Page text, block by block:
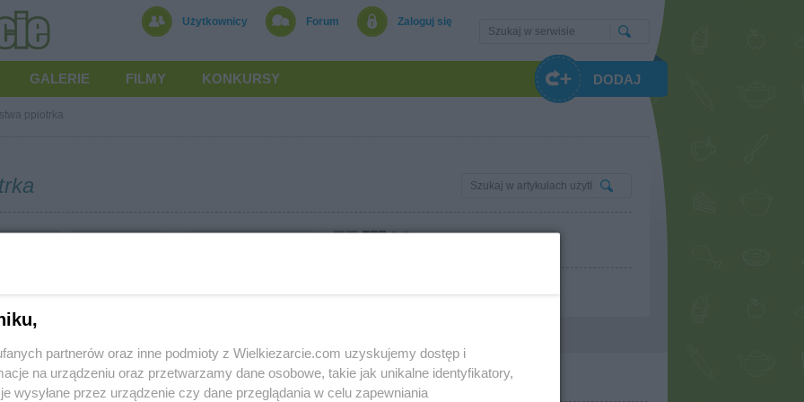
Użytkownicy Forum Zaloguj się
GALERIE FILMY KONKURSY DODAJ
ppiotrka
Polityka cookies Polityka prywatności Reklama
partnerów oraz inne podmioty z Wielkiezarcie.com uzyskujemy dostęp i
na urządzeniu oraz przetwarzamy dane osobowe, takie jak unikalne identyfikatory,
wysyłane przez urządzenie czy dane przeglądania w celu zapewniania